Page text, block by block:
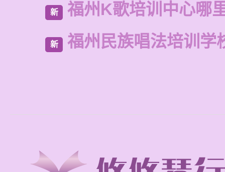
新 福州K歌培训中心哪
新 福州民族唱法培训学